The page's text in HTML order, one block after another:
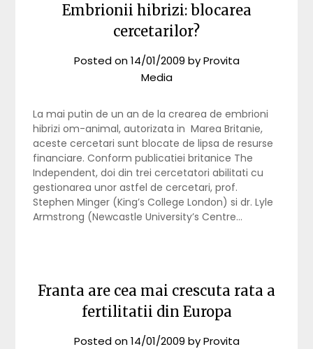
Embrionii hibrizi: blocarea
cercetarilor?
Posted on14/01/2009 byProvita
Media
La mai putin de un an de la crearea de embrioni
hibrizi om-animal, autorizata in Marea Britanie,
aceste cercetari sunt blocate de lipsa de resurse
financiare. Conform publicatiei britanice The
Independent, doi din trei cercetatori abilitati cu
gestionarea unor astfel de cercetari, prof.
Stephen Minger (King’s College London) si dr. Lyle
Armstrong (Newcastle University’s Centre…
Franta are cea mai crescuta rata a
fertilitatii din Europa
Posted on14/01/2009 byProvita